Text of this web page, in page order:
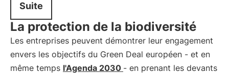
Suite
La protection de la biodiversité
Les entreprises peuvent démontrer leur engagement
envers les objectifs du Green Deal européen - et en
même temps l'Agenda 2030 - en prenant les devants